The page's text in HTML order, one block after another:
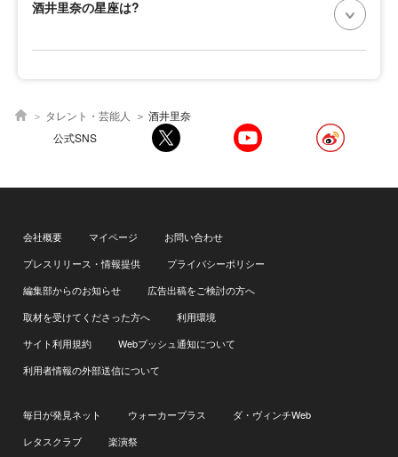
酒井里奈の星座は?
タレント・芸能人
酒井里奈
公式SNS
会社概要 マイページ
お問い合わせ
プレスリリース・情報提供
プライバシーポリシー
編集部からのお知らせ
広告出稿をご検討の方へ
取材を受けてくださった方へ
利用環境
サイト利用規約
Webプッシュ通知について
利用者情報の外部送信について
毎日が発見ネット ウォーカープラス
ダ・ヴィンチWeb
レタスクラブ
楽演祭